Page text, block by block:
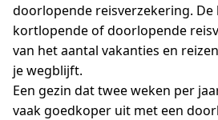
doorlopende reisverzekering. De
kortlopende of doorlopende
van het aantal vakanties en
je wegblijft.
Een gezin dat twee weken per
vaak goedkoper uit met een